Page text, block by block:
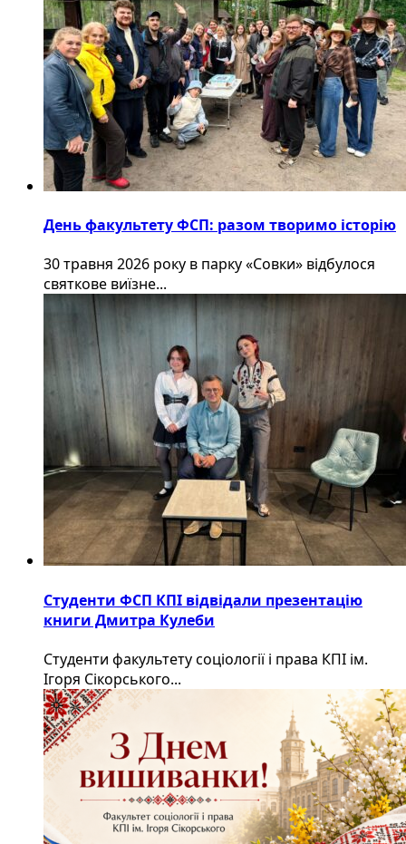
День факультету ФСП: разом творимо історію
30 травня 2026 року в парку «Совки» відбулося
святкове виїзне...
Студенти ФСП КПІ відвідали презентацію
книги Дмитра Кулеби
Студенти факультету соціології і права КПІ ім.
Ігоря Сікорського...